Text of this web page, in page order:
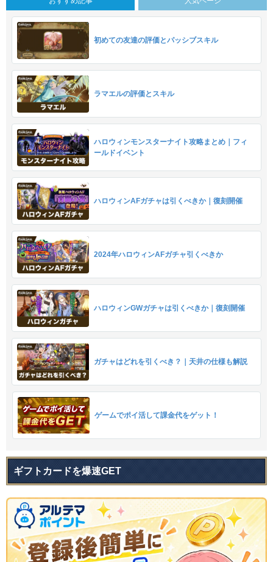
初めての友達の評価とパッシブスキル
ラマエルの評価とスキル
ハロウィンモンスターナイト攻略まとめ｜フィ
ールドイベント
ハロウィンAFガチャは引くべきか｜復刻開催
2024年ハロウィンAFガチャ引くべきか
ハロウィンGWガチャは引くべきか｜復刻開催
ガチャはどれを引くべき？｜天井の仕様も解説
ゲームでポイ活して課金代をゲット！
ギフトカードを爆速GET